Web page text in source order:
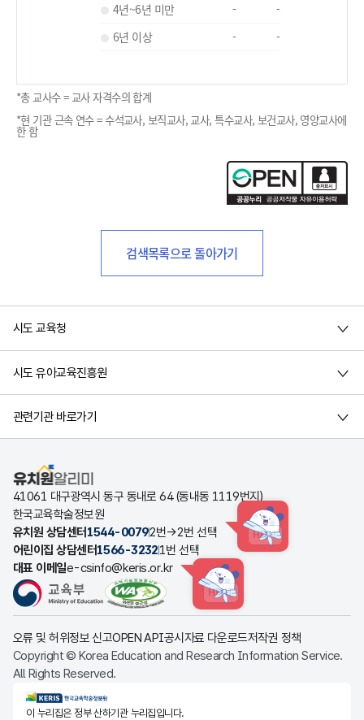
4년~6년 미만
-
-
6년 이상
- -
*총 교사수 = 교사 자격수의 합계
*현 기관 근속 연수 = 수석교사, 보직교사, 교사, 특수교사, 보건교사, 영양교사에
한 함
검색목록으로 돌아가기
시도 교육청
시도 유아교육진흥원
관련기관 바로가기
유치원알리미
41061 대구광역시 동구 동내로 64 (동내동 1119번지)
한국교육학술정보원
유치원 상담센터 1544-00792번→2번 선택 HINT
어린이집 상담센터1566-32321번 선택
대표 이메일e-csinfo@keris.or.kr
HINT
오류 및 허위정보 신고OPEN API공시자료 다운로드저작권 정책
Copyright © Korea Education and Research Information Service.
All Rights Reserved.
KERIS한국교육학술정보원
이 누리집은 정부 산하기관 누리집입니다.